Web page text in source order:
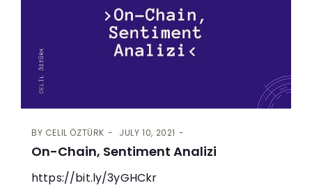
BY CELIL ÖZTÜRK JULY 10, 2021
On-Chain, Sentiment Analizi
https://bit.ly/3yGHCkr